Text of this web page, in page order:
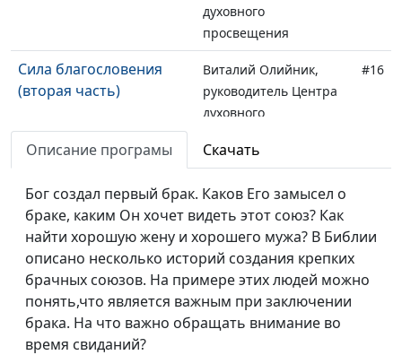
духовного
просвещения
Сила благословения
(вторая часть)
Виталий Олийник,
руководитель Центра
духовного
#16
(первая часть)
Виталий Олийник,
руководитель Центра
духовного
просвещения
#15
Круглосуточное
воспитание (вторая
часть)
Виталий Олийник,
руководитель Центра
духовного
просвещения
Описание програмы Скачать
Бог создал первый брак. Каков Его замысел о
браке, каким Он хочет видеть этот союз? Как
найти хорошую жену и хорошего мужа? В Библии
описано несколько историй создания крепких
брачных союзов. На примере этих людей можно
понять,что является важным при заключении
брака. На что важно обращать внимание во
время свиданий?